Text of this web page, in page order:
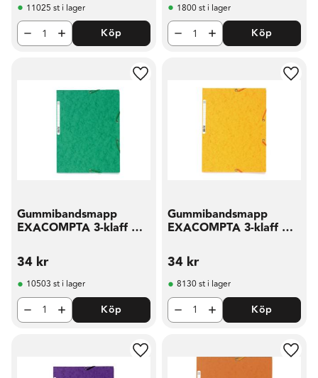
11025 st i lager
Köp
1800 st i lager
Köp
Gummibandsmapp
EXACOMPTA 3-klaff A4
34 kr
Lägg till i favoriter
10503 st i lager
Köp
Gummibandsmapp
EXACOMPTA 3-klaff A4
34 kr
8130 st i lager
Köp
Lägg till i favoriter